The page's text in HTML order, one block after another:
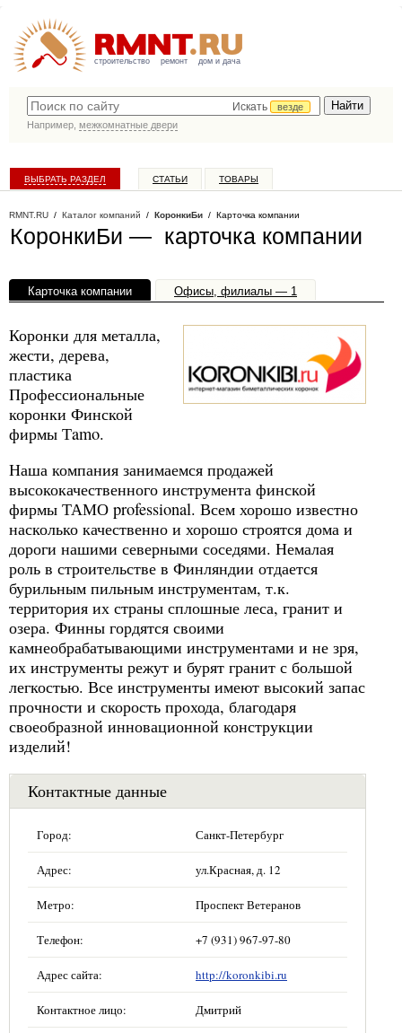
строительство ремонт дом и дача
Искать
везде
Например, межкомнатные двери
ВЫБРАТЬ РАЗДЕЛ СТАТЬИ ТОВАРЫ
RMNT.RU / Каталог компаний / КоронкиБи / Карточка компании
КоронкиБи — карточка компании
Карточка компании Офисы, филиалы — 1
Коронки для металла,
жести, дерева,
пластика
Профессиональные
коронки Финской
фирмы Тamo.
Наша компания занимаемся продажей
высококачественного инструмента финской
фирмы ТАМО professional. Всем хорошо известно
насколько качественно и хорошо строятся дома и
дороги нашими северными соседями. Немалая
роль в строительстве в Финляндии отдается
бурильным пильным инструментам, т.к.
территория их страны сплошные леса, гранит и
озера. Финны гордятся своими
камнеобрабатывающими инструментами и не зря,
их инструменты режут и бурят гранит с большой
легкостью. Все инструменты имеют высокий запас
прочности и скорость прохода, благодаря
своеобразной инновационной конструкции
изделий!
Контактные данные
Город: Санкт-Петербург
Адрес: ул.Красная, д. 12
Метро: Проспект Ветеранов
Телефон: +7 (931) 967-97-80
Адрес сайта: http://koronkibi.ru
Контактное лицо: Дмитрий